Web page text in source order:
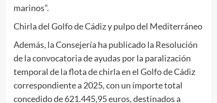
marinos”.
Chirla del Golfo de Cádiz y pulpo del Mediterráneo
Además, la Consejería ha publicado la Resolución
de la convocatoria de ayudas por la paralización
temporal de la flota de chirla en el Golfo de Cádiz
correspondiente a 2025, con un importe total
concedido de 621.445,95 euros, destinados a